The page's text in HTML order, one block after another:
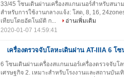
33/45 โซนเดินผ่านเครื่องสแกนเนอร์สำหรับสนา
สำหรับการใช้งานกลางแจ้ง: โสด, 8, 16,
เทียบโดยอัตโนมัติ ก...
อ่านเพิ่มเติม
2020-01-07 14:59:41
เครื่องตรวจจับโลหะเดินผ่าน AT-IIIA 6 โ
6 โซนเดินผ่านเครื่องสแกนเนอร์เครื่องตรวจจับโ
เศรษฐกิจ 2. เหมาะสำหรับโรงงานและสถานบัน